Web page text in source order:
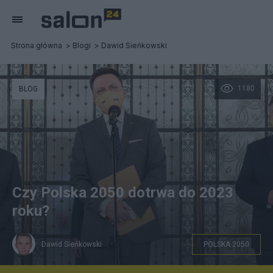
Strona główna Blogi Dawid Sieńkowski
1180
BLOG
Czy Polska 2050 dotrwa do 2023
roku?
Dawid Sieńkowski POLSKA 2050